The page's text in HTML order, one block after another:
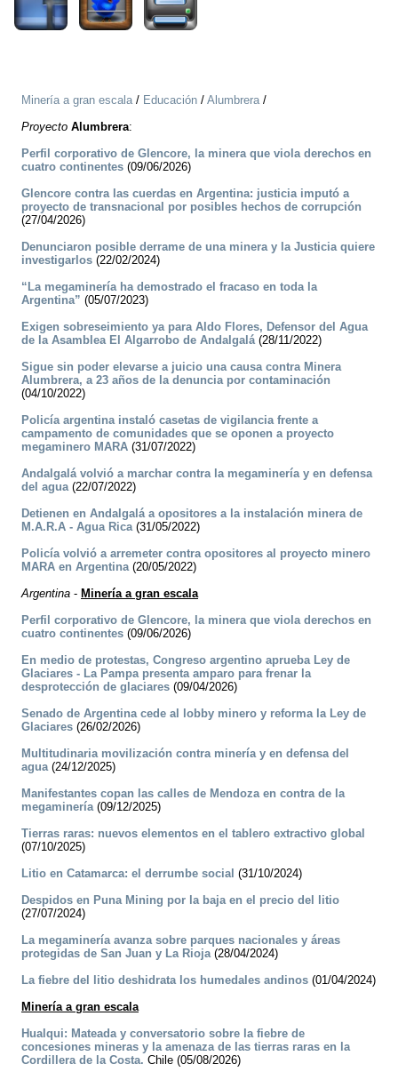
Minería a gran escala/ Educación / Alumbrera/
Proyecto Alumbrera:
Perfil corporativo de Glencore, la minera que viola derechos en
cuatro continentes (09/06/2026)
Glencore contra las cuerdas en Argentina: justicia imputó a
proyecto de transnacional por posibles hechos de corrupción
(27/04/2026)
Denunciaron posible derrame de una minera y la Justicia quiere
investigarlos (22/02/2024)
“La megaminería ha demostrado el fracaso en toda la
Argentina” (05/07/2023)
Exigen sobreseimiento ya para Aldo Flores, Defensor del Agua
de la Asamblea El Algarrobo de Andalgalá(28/11/2022)
Sigue sin poder elevarse a juicio una causa contra Minera
Alumbrera, a 23 años de la denuncia por contaminación
(04/10/2022)
Policía argentina instaló casetas de vigilancia frente a
campamento de comunidades que se oponen a proyecto
megaminero MARA (31/07/2022)
Andalgalá volvió a marchar contra la megaminería y en defensa
del agua(22/07/2022)
Detienen en Andalgalá a opositores a la instalación minera de
M.A.R.A - Agua Rica(31/05/2022)
Policía volvió a arremeter contra opositores al proyecto minero
MARA en Argentina(20/05/2022)
Argentina - Minería a gran escala
Perfil corporativo de Glencore, la minera que viola derechos en
cuatro continentes (09/06/2026)
En medio de protestas, Congreso argentino aprueba Ley de
Glaciares - La Pampa presenta amparo para frenar la
desprotección de glaciares (09/04/2026)
Senado de Argentina cede al lobby minero y reforma la Ley de
Glaciares (26/02/2026)
Multitudinaria movilización contra minería y en defensa del
agua(24/12/2025)
Manifestantes copan las calles de Mendoza en contra de la
megaminería(09/12/2025)
Tierras raras: nuevos elementos en el tablero extractivo global
(07/10/2025)
Litio en Catamarca: el derrumbe social (31/10/2024)
Despidos en Puna Mining por la baja en el precio del litio
(27/07/2024)
La megaminería avanza sobre parques nacionales y áreas
protegidas de San Juan y La Rioja(28/04/2024)
La fiebre del litio deshidrata los humedales andinos (01/04/2024)
Minería a gran escala
Hualqui: Mateada y conversatorio sobre la fiebre de
concesiones mineras y la amenaza de las tierras raras en la
Cordillera de la Costa. Chile (05/08/2026)